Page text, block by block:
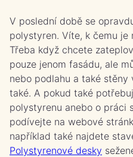
V poslední době se
polystyren. Víte, k čemu
Třeba když chcete
pouze jenom fasádu, ale
nebo podlahu a také
také. A pokud také
polystyrenu anebo o práci
podívejte na webové
například také najdete
Polystyrenové desky